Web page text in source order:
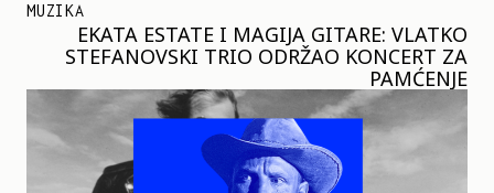
MUZIKA
EKATA ESTATE I MAGIJA GITARE: VLATKO
STEFANOVSKI TRIO ODRŽAO KONCERT ZA
PAMĆENJE